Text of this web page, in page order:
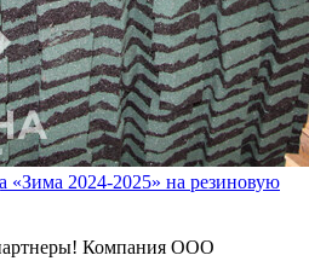
«Зима 2024-2025» на резиновую
Компания ООО